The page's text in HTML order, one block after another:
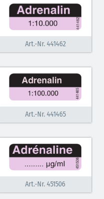
Art.-Nr. 441462
Art.-Nr. 441465
Art.-Nr. 451506